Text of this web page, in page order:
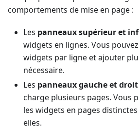
comportements de mise en page :
Les panneaux supérieur et
widgets en lignes. Vous
widgets par ligne et ajouter
nécessaire.
Les panneaux gauche et droit
charge plusieurs pages. Vous
les widgets en pages
elles.